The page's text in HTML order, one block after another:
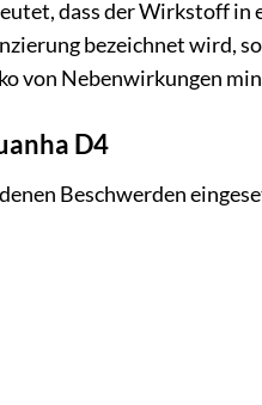
dass der Wirkstoff
bezeichnet wird,
von Nebenwirkungen
D4
Beschwerden